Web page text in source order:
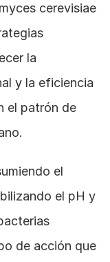
cerevisiae
la
y la eficiencia
el patrón de
el
el pH y
de acción que